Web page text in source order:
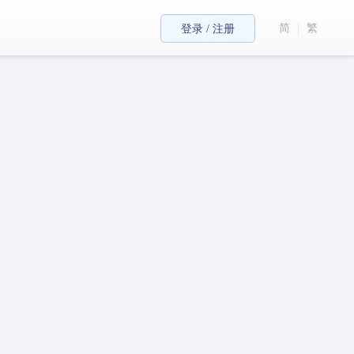
登录 / 注册 简 繁